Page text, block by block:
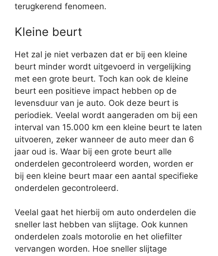
terugkerend fenomeen.
Kleine beurt
Het zal je niet verbazen dat er bij een kleine
beurt minder wordt uitgevoerd in vergelijking
met een grote beurt. Toch kan ook de kleine
beurt een positieve impact hebben op de
levensduur van je auto. Ook deze beurt is
periodiek. Veelal wordt aangeraden om bij een
interval van 15.000 km een kleine beurt te laten
uitvoeren, zeker wanneer de auto meer dan 6
jaar oud is. Waar bij een grote beurt alle
onderdelen gecontroleerd worden, worden er
bij een kleine beurt maar een aantal specifieke
onderdelen gecontroleerd.
Veelal gaat het hierbij om auto onderdelen die
sneller last hebben van slijtage. Ook kunnen
onderdelen zoals motorolie en het oliefilter
vervangen worden. Hoe sneller slijtage